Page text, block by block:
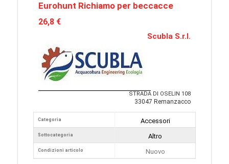
Eurohunt Richiamo per beccacce
26,8 €
Scubla S.r.l.
STRADA DI OSELIN 108
33047 Remanzacco
Categoria
Sottocategoria
Condizioni articolo
Accessori
Altro
Nuovo